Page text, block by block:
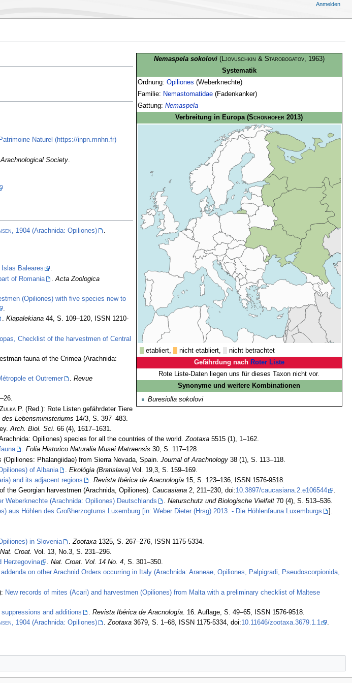
Nemaspela sokolovi (Ljovuschkin & Starobogatov, 1963)
Systematik
Ordnung: Opiliones (Weberknechte)
Familie: Nemastomatidae(Fadenkanker)
Gattung: Nemaspela
Verbreitung in Europa(Schönhofer 2013)
etabliert, nicht etabliert,
nicht betrachtet
Gefährdung nach Roter Liste
Rote Liste-Daten liegen uns für dieses Taxon nicht vor.
Synonyme und weitere Kombinationen
Buresiolla sokolovi
Naturel (https://inpn.mnhn.fr)
Society.
, 1904 (Arachnida: Opiliones)
.
Baleares
.
of Romania
Acta Zoologica
(Opiliones) with five species new to
.
. Klapalekiana44, S. 109–120, ISSN 1210-
Checklist of the harvestmen of Central
fauna of the Crimea (Arachnida:
et Outremer . Revue
ZulkaP. (Red.): Rote Listen gefährdeter Tiere
des Lebensministeriums 14/3, S. 397–483.
Arch. Biol. Sci. 66 (4), 1617–1631.
Opiliones) species for all the countries of the world.Zootaxa5515 (1), 1–162.
. Folia Historico Naturalia Musei Matraensis 30, S. 117–128.
(Opiliones: Phalangiidae) from Sierra Nevada, Spain. Journal of Arachnology38 (1), S. 113–118.
of Albania . Ekológia (Bratislava)Vol. 19,3, S. 159–169.
and its adjacent regions . Revista Ibérica de Aracnología15, S. 123–136, ISSN 1576-9518.
the Georgian harvestmen (Arachnida, Opiliones). Caucasiana2, 211–230, doi:10.3897/caucasiana.2.e106544
.
Weberknechte (Arachnida: Opiliones) Deutschlands Naturschutz und Biologische Vielfalt70 (4), S. 513–536.
aus Höhlen des Großherzogtums Luxemburg [in: Weber Dieter (Hrsg) 2013. - Die Höhlenfauna Luxemburgs
].
in Slovenia Zootaxa1325, S. 267–276, ISSN 1175-5334.
Nat. Croat. Vol. 13, No.3, S. 231–296.
Herzegovina . Nat. Croat. Vol. 14 No. 4, S. 301–350.
on other Arachnid Orders occurring in Italy (Arachnida: Araneae, Opiliones, Palpigradi, Pseudoscorpionida,
New records of mites (Acari) and harvestmen (Opiliones) from Malta with a preliminary checklist of Maltese
and additions . Revista Ibérica de Aracnología. 16. Auflage, S. 49–65, ISSN 1576-9518.
, 1904 (Arachnida: Opiliones) .Zootaxa3679, S. 1–68, ISSN 1175-5334, doi:10.11646/zootaxa.3679.1.1
.
Anmelden